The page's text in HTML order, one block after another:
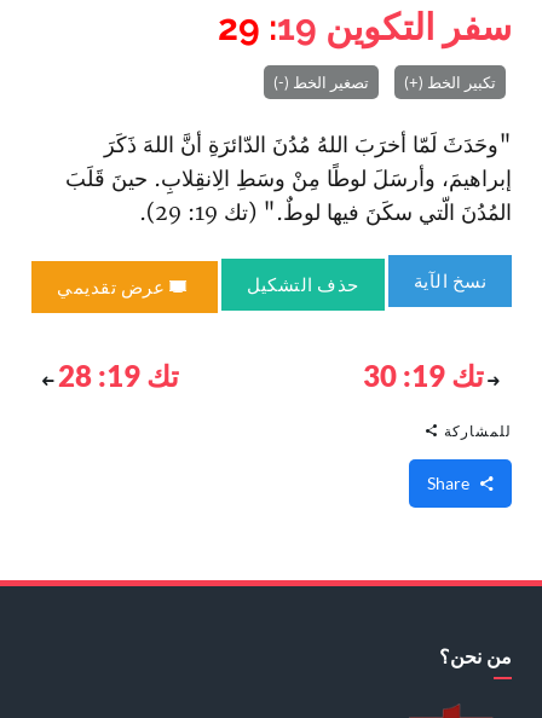
سفر التكوين 19
: 29
تكبير الخط (+) تصغير الخط (-)
"وحَدَثَ لَمّا أخرَبَ اللهُ مُدُنَ الدّائرَةِ أنَّ اللهَ ذَكَرَ
إبراهيمَ، وأرسَلَ لوطًا مِنْ وسَطِ الِانقِلابِ. حينَ قَلَبَ
المُدُنَ الّتي سكَنَ فيها لوطٌ." (تك 19: 29).
نسخ الآية حذف التشكيل عرض تقديمي
تك 19: 30 تك 19: 28
للمشاركة
من نحن؟